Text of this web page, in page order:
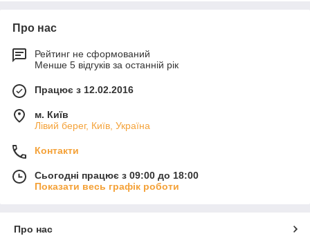
зберігання інвентарю, посуду, кухонного обладнання,
витратних матеріалів та продуктів.
КомпаніяFoodmebelвиробляє столи-тумби з нержавіючої
сталі різних розмірів та конфігурацій. У нас можна тумбу з
висувними ящиками, вбудованою мийкою, бортом або без
борту. Виготовляємо як стандартні моделі, так і нестандартні
вироби за індивідуальними кресленнями замовника.
міцністю, стійкістю до вологи, перепадів температури,
Завдяки цим якостям вони широко використовуються на
професійних кухнях ресторанів, кафе, їдалень, харчоблоків,
Про нас
Рейтинг не сформований
Менше 5 відгуків за останній рік
Працює з 12.02.2016
м. Київ
Лівий берег, Київ, Україна
Контакти
Сьогодні працює з 09:00 до 18:00
Показати весь графік роботи
Про нас